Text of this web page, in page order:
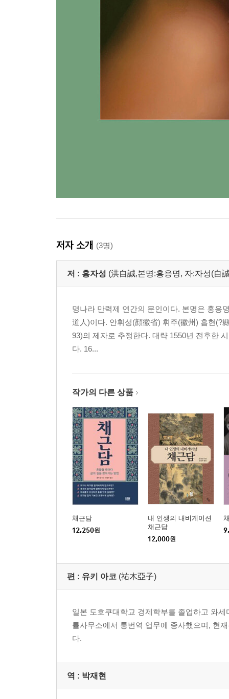
그러면 안팎으로 근심을 불러들일 일이 없다.
단 한 번이라도 실패하면 헐뜯는 소리가 빗발친다.
서툰 척할지언정 재주를 부리지 않는다.
205 맹수보다 사람 마음 다스리기가 어렵다
옛사람이 말하길
‘맹수는 길들일 수 있어도
사람의 마음은 항복시키기 어렵고,
213 불행은 피하려고 애쓸수록 쫓아온다
욕심이 없는 사람은
애써 행복을 찾으려 하지 않지만,
어느결에 행복한 인생을 살아간다.
탐욕스럽고 마음이 비뚤어진 사람은
늘 불행을 피하려고 애쓰지만,
어느결에 불행한 인생을 살아간다.
저자 소개 (3명)
저 : 홍자성 (洪自誠,본명:홍응명, 자:자성(自
명나라 만력제 연간의 문인이다. 본명은 홍응
道人)이다. 안휘성(顔徽省) 휘주(徽州) 흡현(?
93)의 제자로 추정한다. 대략 1550년 전후한
다. 16...
작가의 다른 상품
채근담
12,250원
내 인생의 내비게이션
채근담
12,000원
편 : 유키 아코 (祐木亞子)
일본 도호쿠대학교 경제학부를 졸업하고 와
률사무소에서 통번역 업무에 종사했으며, 현
다.
역 : 박재현